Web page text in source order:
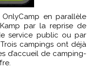
par la reprise de
service public ou par
campings ont déjà
d’accueil de camping-